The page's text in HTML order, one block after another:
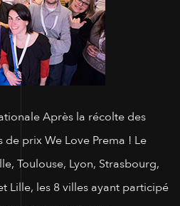
Après la récolte des
prix We Love Prema ! Le
Toulouse, Lyon, Strasbourg,
Lille, les 8 villes ayant participé